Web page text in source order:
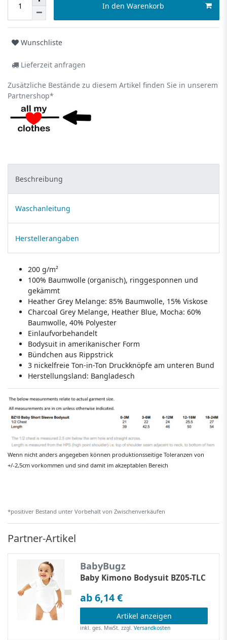
In den Warenkorb
Wunschliste
Lieferzeit anfragen
Zusätzliche Bestände zu diesem Artikel finden Sie in unserem
Partnershop*
Beschreibung
Waschanleitung
Herstellerangaben
200 g/m²
100% Baumwolle (organisch), ringgesponnen und
gekämmt
Heather Grey Melange: 85% Baumwolle, 15% Viskose
Charcoal Grey Melange, Heather Blue, Mocha: 60%
Baumwolle, 40% Polyester
Einlaufvorbehandelt
Bodysuit in amerikanischer Form
Bündchen aus Rippstrick
3 nickelfreie Ton-in-Ton Druckknöpfe am unteren Bund
Herstellungsland: Bangladesch
Wenn nicht anders angegeben können produktionsseitige Toleranzen von
+/-2,5cm vorkommen und sind damit im akzeptablen Bereich
*positiver Bestand unter Vorbehalt von Zwischenverkäufen
Partner-Artikel
BabyBugz
Baby Kimono Bodysuit BZ05-TLC
ab 6,14 €
Artikel anzeigen
inkl. ges. MwSt. zzgl.Versandkosten